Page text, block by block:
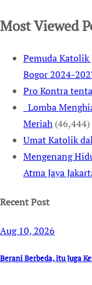
Most Viewed
Pemuda Katolik
Bogor 2024-
Pro Kontra
Lomba
Meriah (46,444)
Umat Katolik
Mengenang
Atma Jaya
Recent Post
Aug 10, 2026
Berani Berbeda, itu Juga